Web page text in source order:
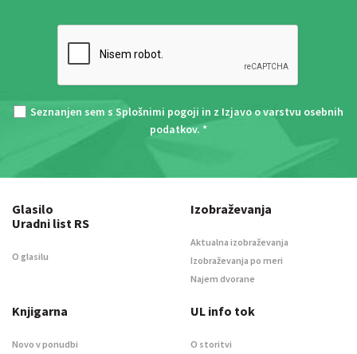
Seznanjen sem s Splošnimi pogoji in z Izjavo o varstvu osebnih
podatkov. *
Glasilo
Uradni list RS
O glasilu
Izobraževanja
Aktualna izobraževanja
Izobraževanja po meri
Najem dvorane
Knjigarna
Novo v ponudbi
UL info tok
O storitvi